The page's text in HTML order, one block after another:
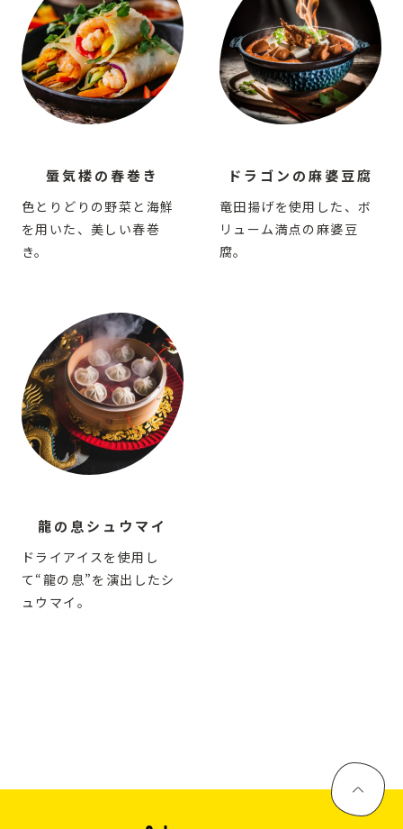
蜃気楼の春巻き
色とりどりの野菜と海鮮
を用いた、美しい春巻
き。
ドラゴンの麻婆豆腐
竜田揚げを使用した、ボ
リューム満点の麻婆豆
腐。
龍の息シュウマイ
ドライアイスを使用し
て“龍の息”を演出したシ
ュウマイ。